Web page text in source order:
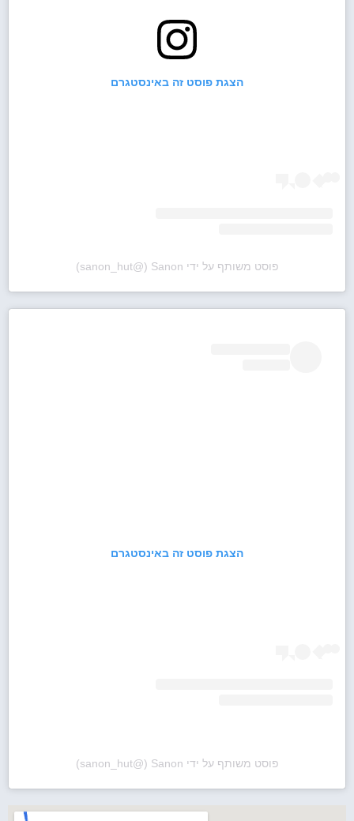
הצגת פוסט זה באינסטגרם
פוסט משותף על ידי ‏‎Sanon‎‏ (@‏‎sanon_hut‎‏)
הצגת פוסט זה באינסטגרם
פוסט משותף על ידי ‏‎Sanon‎‏ (@‏‎sanon_hut‎‏)